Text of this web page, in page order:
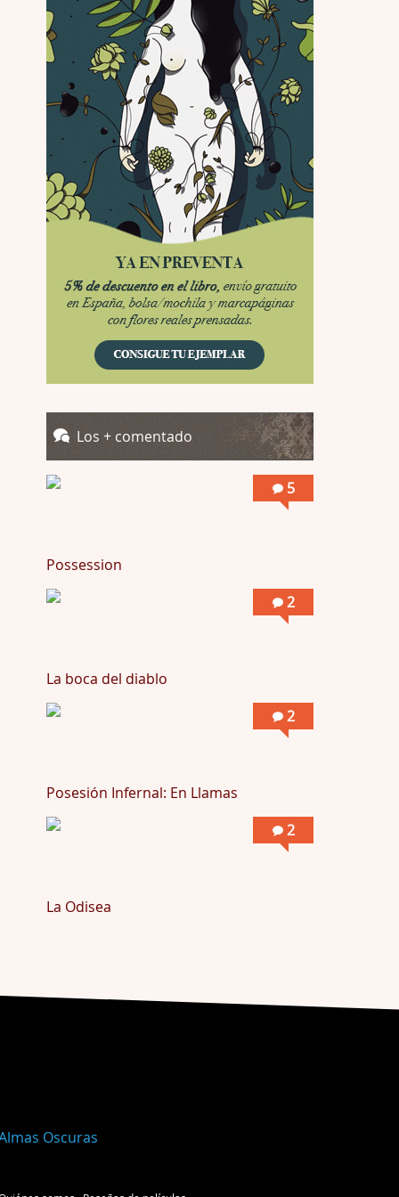
Possession
Por: Luar
Se llama la posesión en castellano, está …
Obsession
Por: Mariano
Obsession
Por: Chica Stark
Possession
Por: Mountain
Llevo toda una vida para verla y nunca lo …
Posesión Infernal: En Llamas
Totalmente de acuerdo Ignacio. La he disfr …
Into the Mud
Por: Flor
Los + comentado
5
Possession
2
La boca del diablo
2
Posesión Infernal: En Llamas
2
La Odisea